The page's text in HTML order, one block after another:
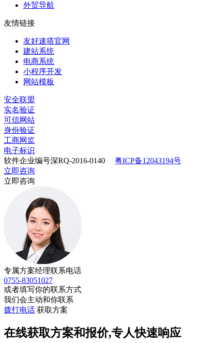
外贸导航
友情链接
友好速搭官网
建站系统
电商系统
小程序开发
网站模板
安全联盟
实名验证
可信网站
身份验证
工商网监
电子标识
软件企业编号深RQ-2016-0140
粤ICP备12043194号
立即咨询
立即咨询
专属方案经理联系电话
0755-83051027
或者填写你的联系方式
我们会主动和你联系
拨打电话 获取方案
在线获取方案和报价,专人快速响应